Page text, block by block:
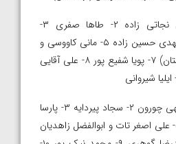
۵۵ کیلوگرم: امیرمهدی نجاتی زاده ۲- طاها صفری ۳-
ابوالفضل شمسی پور و مهدی حسین زاده ۵- مانی کاووسی و
آتاوازد هاروتونیان (ارمنستان) ۷- پویا شفیع پور ۸- علی آقایی
۶۰ کیلوگرم: ۱- ابراهیم الهی چورون ۲- سجاد پیردایه ۳- پارسا
بهرامی و هادی رضایی ۵- علی اصغر تات و ابوالفضل زاهدیان